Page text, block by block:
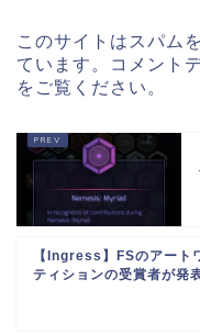
このサイトはスパム
ています。
コメント
をご覧ください 。
【Ingress】FSのアート
ティションの受賞者が発